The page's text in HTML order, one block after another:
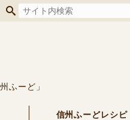
ふーど」
信州ふーどレシピ